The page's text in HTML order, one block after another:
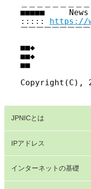
■■■■■     News
::::: https://
￣￣￣￣￣￣￣￣
■■◆
■■◆
■■
Copyright(C),
JPNICとは
IPアドレス
インターネットの基礎